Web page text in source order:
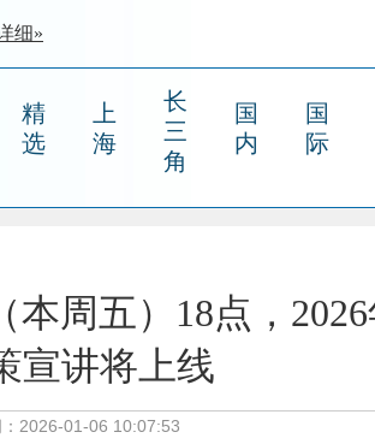
精
选
上
海
长
三
角
国
内
国
际
本周五）18点，
宣讲将上线
：2026-01-06 10:07:53